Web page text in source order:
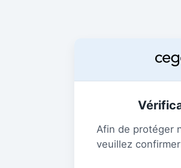
Afin de protéger
veuillez